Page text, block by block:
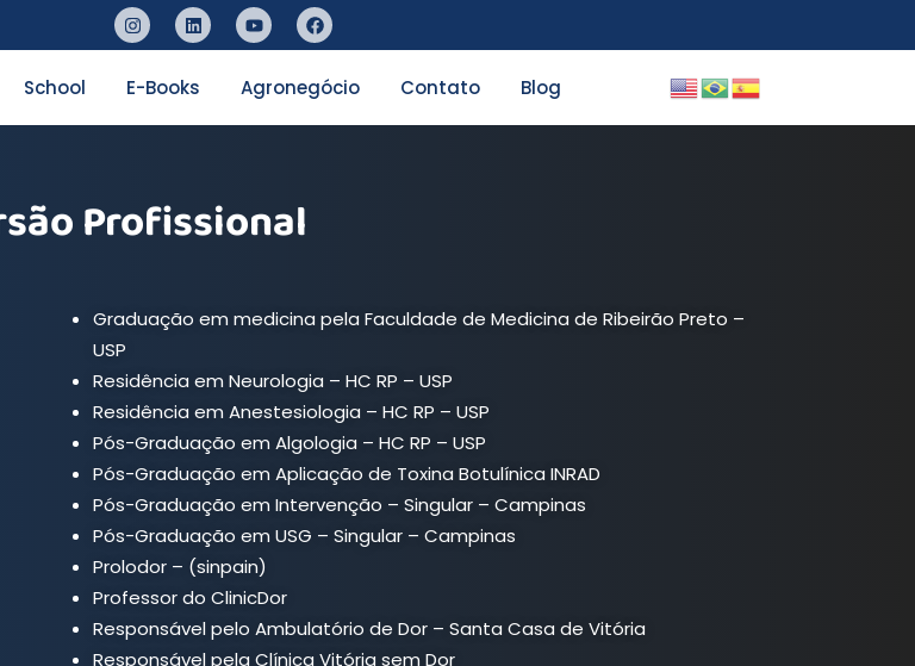
School E-Books Agronegócio Contato Blog
Profissional
Graduação em medicina pela Faculdade de Medicina de Ribeirão Preto –
USP
Residência em Neurologia – HC RP – USP
Residência em Anestesiologia – HC RP – USP
Pós-Graduação em Algologia – HC RP – USP
Pós-Graduação em Aplicação de Toxina Botulínica INRAD
Pós-Graduação em Intervenção – Singular – Campinas
Pós-Graduação em USG – Singular – Campinas
Prolodor – (sinpain)
Professor do ClinicDor
Responsável pelo Ambulatório de Dor – Santa Casa de Vitória
Responsável pela Clínica Vitória sem Dor